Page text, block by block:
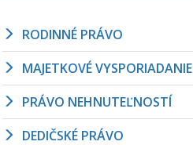
RODINNÉ PRÁVO
MAJETKOVÉ VYSPORIADANIE
PRÁVO NEHNUTEĽNOSTÍ
DEDIČSKÉ PRÁVO